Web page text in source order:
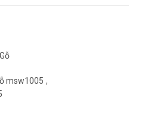
msw1005 ,